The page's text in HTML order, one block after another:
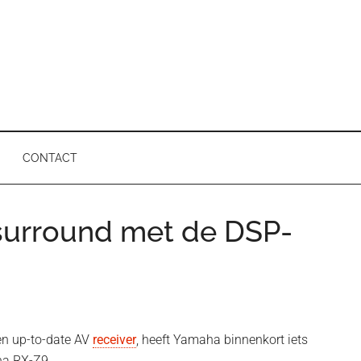
CONTACT
met de DSP-
up-to-date AV receiver, heeft Yamaha binnenkort iets